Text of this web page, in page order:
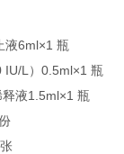
液6ml×1 瓶
L） 0.5ml×1 瓶
液1.5ml×1 瓶